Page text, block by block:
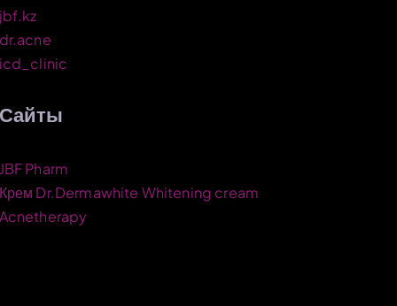
jbf.kz
dr.acne
icd_clinic
Сайты
JBF Pharm
Крем Dr.Dermawhite Whitening cream
Acnetherapy